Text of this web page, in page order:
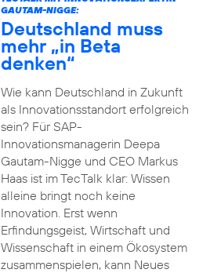
GAUTAM-NIGGE:
Deutschland muss
mehr „in Beta
denken“
Wie kann Deutschland in Zukunft
als Innovationsstandort erfolgreich
sein? Für SAP-
Innovationsmanagerin Deepa
Gautam-Nigge und CEO Markus
Haas ist im TecTalk klar: Wissen
alleine bringt noch keine
Innovation. Erst wenn
Erfindungsgeist, Wirtschaft und
Wissenschaft in einem Ökosystem
zusammenspielen, kann Neues